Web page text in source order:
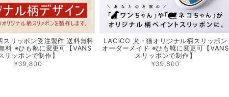
スリッポン受注製作 送料無料
料 ※ひも靴に変更可【VANS
リッポンで制作】
¥39,800
LACICO 犬・猫オリジナル柄スリッポン
オーダーメイド ※ひも靴に変更可【VANS
スリッポンで制作】
¥39,800